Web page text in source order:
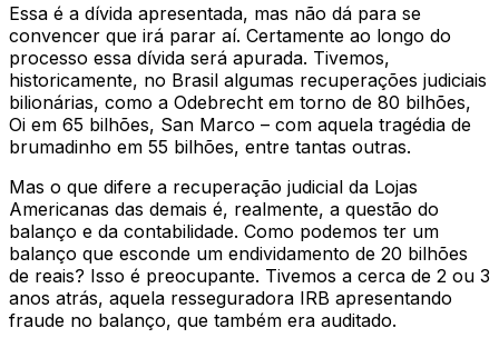
Essa é a dívida apresentada, mas não dá para se
convencer que irá parar aí. Certamente ao longo do
processo essa dívida será apurada. Tivemos,
historicamente, no Brasil algumas recuperações judiciais
bilionárias, como a Odebrecht em torno de 80 bilhões,
Oi em 65 bilhões, San Marco – com aquela tragédia de
brumadinho em 55 bilhões, entre tantas outras.
Mas o que difere a recuperação judicial da Lojas
Americanas das demais é, realmente, a questão do
balanço e da contabilidade. Como podemos ter um
balanço que esconde um endividamento de 20 bilhões
de reais? Isso é preocupante. Tivemos a cerca de 2 ou 3
anos atrás, aquela resseguradora IRB apresentando
fraude no balanço, que também era auditado.